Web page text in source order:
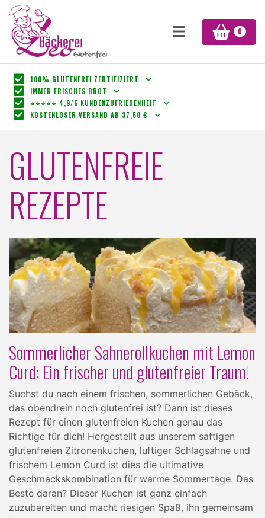
0
100% GLUTENFREI ZERTIFIZIERT
IMMER FRISCHES BROT
⭐⭐⭐⭐⭐ 4,9/5 KUNDENZUFRIEDENHEIT
KOSTENLOSER VERSAND AB 37,50 €
GLUTENFREIE
REZEPTE
Sommerlicher Sahnerollkuchen mit Lemon
Curd: Ein frischer und glutenfreier Traum!
Suchst du nach einem frischen, sommerlichen Gebäck,
das obendrein noch glutenfrei ist? Dann ist dieses
Rezept für einen glutenfreien Kuchen genau das
Richtige für dich! Hergestellt aus unserem saftigen
glutenfreien Zitronenkuchen, luftiger Schlagsahne und
frischem Lemon Curd ist dies die ultimative
Geschmackskombination für warme Sommertage. Das
Beste daran? Dieser Kuchen ist ganz einfach
zuzubereiten und macht riesigen Spaß, ihn gemeinsam